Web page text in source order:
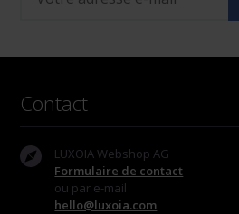
Contact
LUXOIA Webshop AG
Formulaire de contact
ou par e-mail
hello@luxoia.com